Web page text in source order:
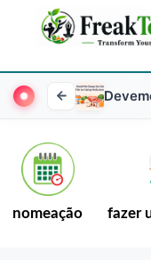
nomeação fazer